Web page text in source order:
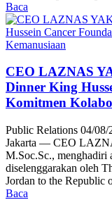
Baca
CEO LAZNAS
Dinner King
Komitmen
Public Relations 04/08/
Jakarta — CEO
M.Soc.Sc., menghadiri
diselenggarakan oleh
Jordan to the Republic
Baca